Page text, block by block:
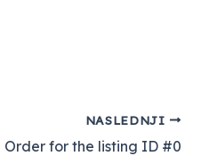
NASLEDNJI
Order for the listing ID #0